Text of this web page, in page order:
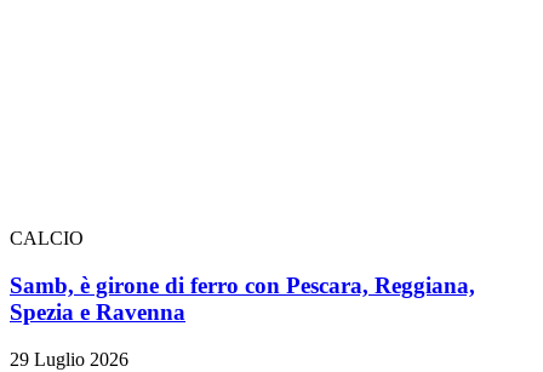
CALCIO
Samb, è girone di ferro con Pescara, Reggiana,
Spezia e Ravenna
29 Luglio 2026